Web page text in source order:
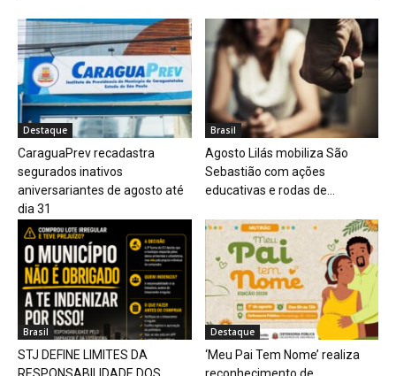
Destaque
CaraguaPrev recadastra
segurados inativos
aniversariantes de agosto até
dia 31
Brasil
Agosto Lilás mobiliza São
Sebastião com ações
educativas e rodas de...
Brasil
STJ DEFINE LIMITES DA
RESPONSABILIDADE DOS
Destaque
‘Meu Pai Tem Nome’ realiza
reconhecimento de